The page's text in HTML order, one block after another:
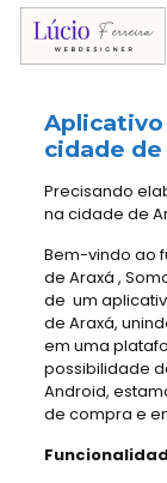
cidade de
Precisando
na cidade de
Bem-vindo ao
de Araxá ,
de um
de Araxá,
em uma
possibilidade
Android,
de compra e